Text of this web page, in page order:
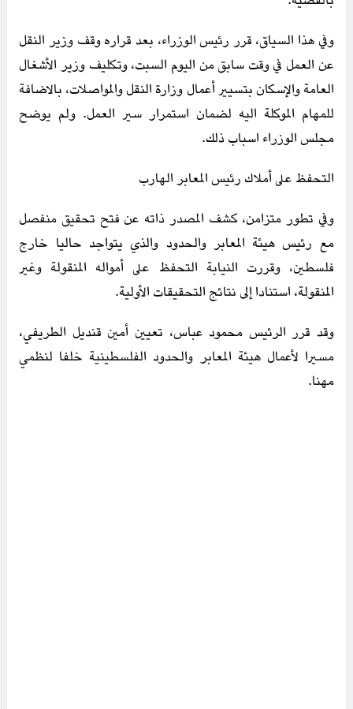
وفي هذا السياق، قرر رئيس الوزراء، بعد قراره وقف وزير النقل
عن العمل في وقت سابق من اليوم السبت، وتكليف وزير الأشغال
العامة والإسكان بتسيير أعمال وزارة النقل والمواصلات، بالاضافة
للمهام الموكلة اليه لضمان استمرار سير العمل. ولم يوضح
مجلس الوزراء اسباب ذلك.
التحفظ على أملاك رئيس المعابر الهارب
وفي تطور متزامن، كشف المصدر ذاته عن فتح تحقيق منفصل
مع رئيس هيئة المعابر والحدود والذي يتواجد حاليا خارج
فلسطين، وقررت النيابة التحفظ على أمواله المنقولة وغير
المنقولة، استنادا إلى نتائج التحقيقات الأولية.
وقد قرر الرئيس محمود عباس، تعيين أمين قنديل الطريفي،
مسيرا لأعمال هيئة المعابر والحدود الفلسطينية خلفا لنظمي
مهنا.